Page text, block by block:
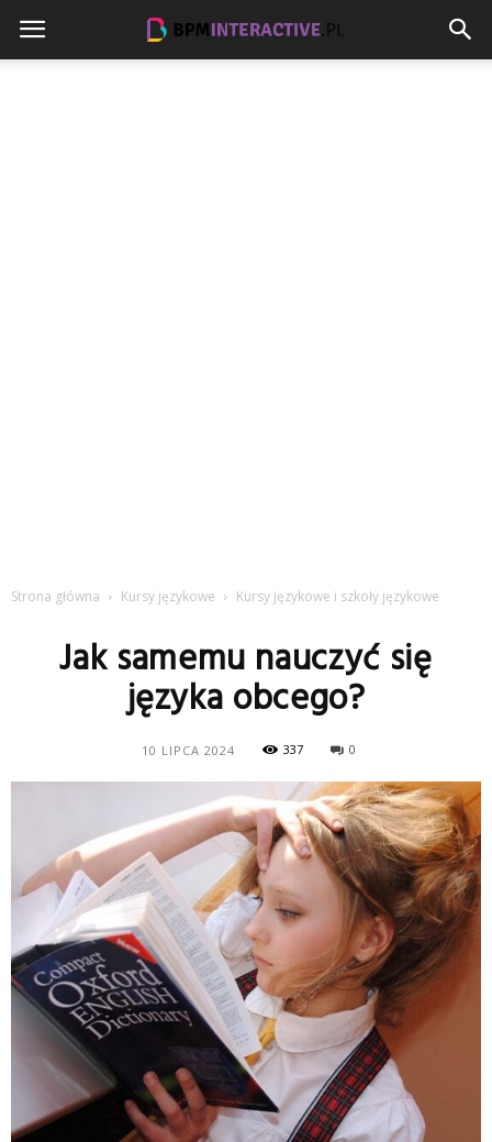
Strona główna Kursy językowe Kursy językowe i szkoły językowe
Jak samemu nauczyć się
języka obcego?
10 LIPCA 2024 337 0